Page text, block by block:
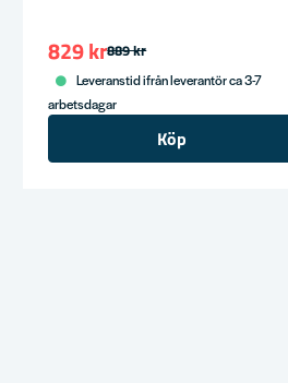
889 kr
829 kr
Leveranstid ifrån leverantör ca 3-7
arbetsdagar
Köp